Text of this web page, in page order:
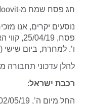
חג פסח שמח מ-Moovit!
נוסעים יקרים, אנו
פסח, 25/
ו’. למחרת, ביום שישי (26/04/19) התחב”צ לא תפעל.
להלן עדכוני תחבורה
רכבת ישראל: